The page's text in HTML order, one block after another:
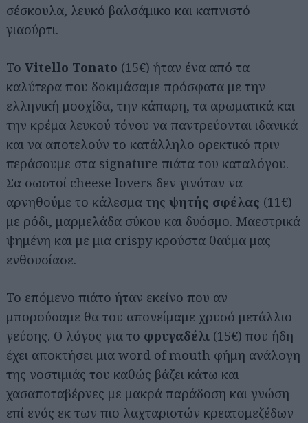
σέσκουλα, λευκό βαλσάμικο και καπνιστό
γιαούρτι.
Το Vitello Tonato (15€) ήταν ένα από τα
καλύτερα που δοκιμάσαμε πρόσφατα με την
ελληνική μοσχίδα, την κάπαρη, τα αρωματικά και
την κρέμα λευκού τόνου να παντρεύονται ιδανικά
και να αποτελούν το κατάλληλο ορεκτικό πριν
περάσουμε στα signature πιάτα του καταλόγου.
Σα σωστοί cheese lovers δεν γινόταν να
αρνηθούμε το κάλεσμα της ψητής σφέλας (11€)
με ρόδι, μαρμελάδα σύκου και δυόσμο. Μαεστρικά
ψημένη και με μια crispy κρούστα θαύμα μας
ενθουσίασε.
Το επόμενο πιάτο ήταν εκείνο που αν
μπορούσαμε θα του απονείμαμε χρυσό μετάλλιο
γεύσης. Ο λόγος για το φρυγαδέλι (15€) που ήδη
έχει αποκτήσει μια word of mouth φήμη ανάλογη
της νοστιμιάς του καθώς βάζει κάτω και
χασαποταβέρνες με μακρά παράδοση και γνώση
επί ενός εκ των πιο λαχταριστών κρεατομεζέδων